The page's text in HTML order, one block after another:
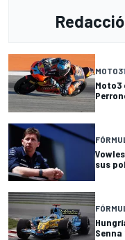
MOTO3
Moto3
sus
Senna